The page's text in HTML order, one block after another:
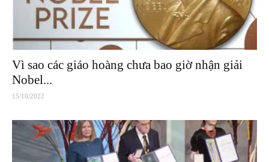
Vì sao các giáo hoàng chưa bao giờ nhận giải
Nobel...
15/10/2022